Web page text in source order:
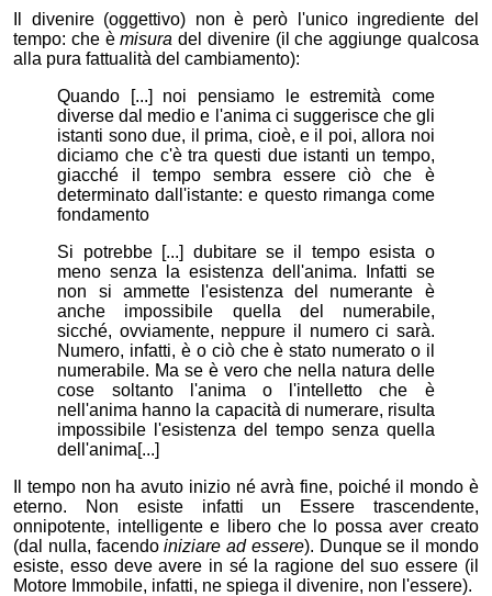
Il divenire (oggettivo) non è però l'unico ingrediente del
tempo: che èmisura del divenire (il che aggiunge qualcosa
alla pura fattualità del cambiamento):
Quando [...] noi pensiamo le estremità come
diverse dal medio e l'anima ci suggerisce che gli
istanti sono due, il prima, cioè, e il poi, allora noi
diciamo che c'è tra questi due istanti un tempo,
giacché il tempo sembra essere ciò che è
determinato dall'istante: e questo rimanga come
fondamento
Si potrebbe [...] dubitare se il tempo esista o
meno senza la esistenza dell'anima. Infatti se
non si ammette l'esistenza del numerante è
anche impossibile quella del numerabile,
sicché, ovviamente, neppure il numero ci sarà.
Numero, infatti, è o ciò che è stato numerato o il
numerabile. Ma se è vero che nella natura delle
cose soltanto l'anima o l'intelletto che è
nell'anima hanno la capacità di numerare, risulta
impossibile l'esistenza del tempo senza quella
dell'anima[...]
Il tempo non ha avuto inizio né avrà fine, poiché il mondo è
eterno. Non esiste infatti un Essere trascendente,
onnipotente, intelligente e libero che lo possa aver creato
(dal nulla, facendoiniziare ad essere). Dunque se il mondo
esiste, esso deve avere in sé la ragione del suo essere (il
Motore Immobile, infatti, ne spiega il divenire, non l'essere).